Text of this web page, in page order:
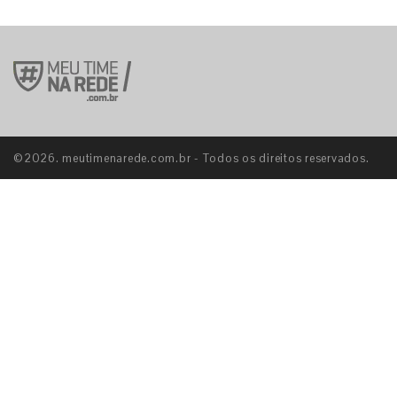
©2026. meutimenarede.com.br - Todos os direitos reservados.